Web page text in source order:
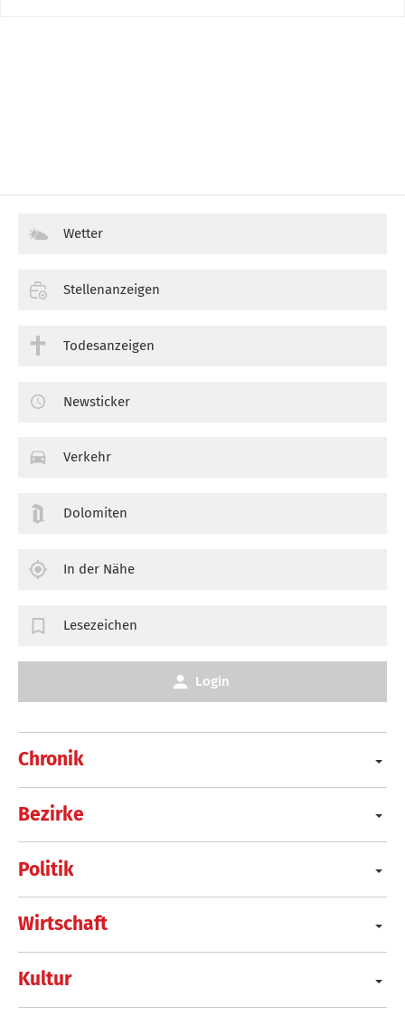
Chronik
Bezirke
Politik
Wirtschaft
Kultur
Wetter
Stellenanzeigen
Todesanzeigen
Newsticker
Verkehr
Dolomiten
In der Nähe
Lesezeichen
Login